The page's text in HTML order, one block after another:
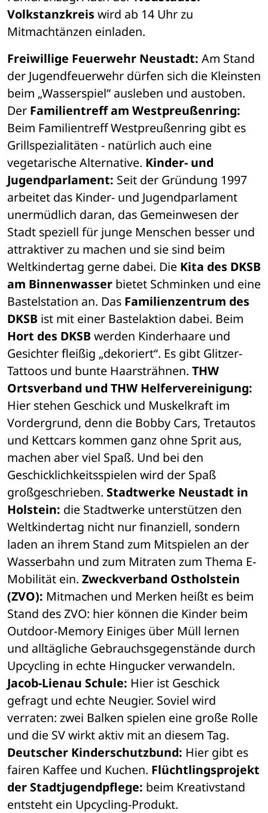
Volkstanzkreis wird ab 14 Uhr zu
Mitmachtänzen einladen.
Freiwillige Feuerwehr Neustadt: Am Stand
der Jugendfeuerwehr dürfen sich die Kleinsten
beim „Wasserspiel“ ausleben und austoben.
Der Familientreff am Westpreußenring:
Beim Familientreff Westpreußenring gibt es
Grillspezialitäten - natürlich auch eine
vegetarische Alternative. Kinder- und
Jugendparlament: Seit der Gründung 1997
arbeitet das Kinder- und Jugendparlament
unermüdlich daran, das Gemeinwesen der
Stadt speziell für junge Menschen besser und
attraktiver zu machen und sie sind beim
Weltkindertag gerne dabei. Die Kita des DKSB
am Binnenwasser bietet Schminken und eine
Bastelstation an. Das Familienzentrum des
DKSB
Hort des DKSB werden Kinderhaare und
Gesichter fleißig „dekoriert“. Es gibt Glitzer-
Tattoos und bunte Haarsträhnen. THW
Ortsverband und THW Helfervereinigung:
Hier stehen Geschick und Muskelkraft im
Vordergrund, denn die Bobby Cars, Tretautos
und Kettcars kommen ganz ohne Sprit aus,
machen aber viel Spaß. Und bei den
Geschicklichkeitsspielen wird der Spaß
großgeschrieben. Stadtwerke Neustadt in
Holstein: die Stadtwerke unterstützen den
Weltkindertag nicht nur finanziell, sondern
laden an ihrem Stand zum Mitspielen an der
Wasserbahn und zum Mitraten zum Thema E-
Mobilität ein. Zweckverband Ostholstein
(ZVO): Mitmachen und Merken heißt es beim
Stand des ZVO: hier können die Kinder beim
Outdoor-Memory Einiges über Müll lernen
und alltägliche Gebrauchsgegenstände durch
Jacob-Lienau Schule: Hier ist Geschick
gefragt und echte Neugier. Soviel wird
verraten: zwei Balken spielen eine große Rolle
Deutscher Kinderschutzbund: Hier gibt es
fairen Kaffee und Kuchen. Flüchtlingsprojekt
der Stadtjugendpflege: beim Kreativstand